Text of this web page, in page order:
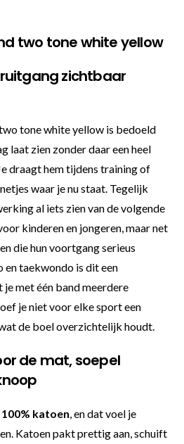
two tone white yellow
zichtbaar
tone white yellow is bedoeld
laat zien zonder daar een heel
draagt hem tijdens training of
waar je nu staat. Tegelijk
al iets zien van de volgende
kinderen en jongeren, maar net
die hun voortgang serieus
en taekwondo is dit een
met één band meerdere
je niet voor elke sport een
de boel overzichtelijk houdt.
de mat, soepel
100% katoen, en dat voel je
Katoen pakt prettig aan, schuift